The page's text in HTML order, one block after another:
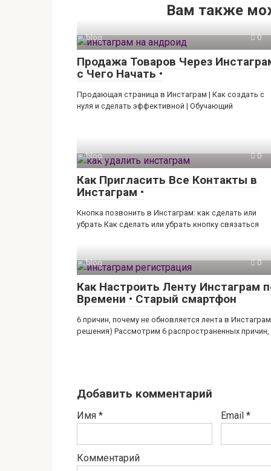
Вам также
blog 0
Продажа Товаров Через
с Чего Начать •
Продающая страница в Инстаграм | Как создать с
нуля и сделать эффективной | Обучающий
blog 0
Как Пригласить Все Контакты в
Инстаграм •
Кнопка позвонить в Инстаграм: как сделать или
убрать Как сделать или убрать кнопку связаться
blog 0
Как Настроить Ленту Инстаграм
Времени • Старый смартфон
6 причин, почему не обновляется лента в
решения) Рассмотрим 6 распространенных причин,
Добавить комментарий
Имя * Email *
Комментарий